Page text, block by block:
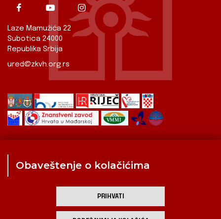
Laze Mamužića 22
Subotica 24000
Republika Srbija
ured@zkvh.org.rs
Kulturna scena
Obaveštenje o kolačićima
PRIHVATI